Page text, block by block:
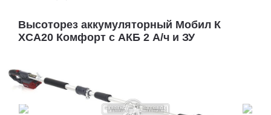
Высоторез аккумуляторный Мобил К
XСA20 Комфорт с АКБ 2 А/ч и ЗУ